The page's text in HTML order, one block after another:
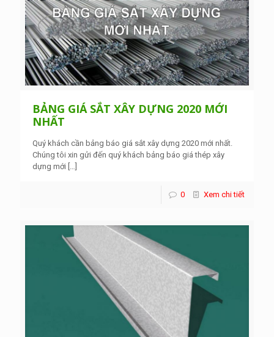
BẢNG GIÁ SẮT XÂY DỰNG 2020 MỚI
NHẤT
Quý khách cần bảng báo giá sắt xây dựng 2020 mới nhất.
Chúng tôi xin gửi đến quý khách bảng báo giá thép xây
dựng mới […]
0 Xem chi tiết